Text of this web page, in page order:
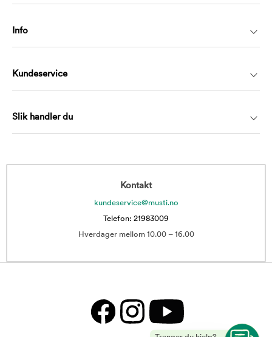
Info
Kundeservice
Slik handler du
Kontakt
kundeservice@musti.no
Telefon: 21983009
Hverdager mellom 10.00 – 16.00